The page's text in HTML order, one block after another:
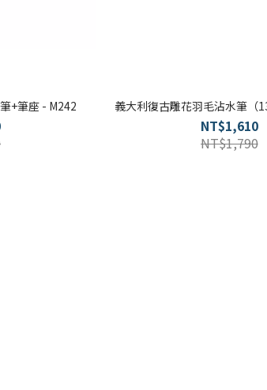
+筆座 - M242 義大利復古雕花羽毛沾水筆（
NT$1,610
NT$1,790